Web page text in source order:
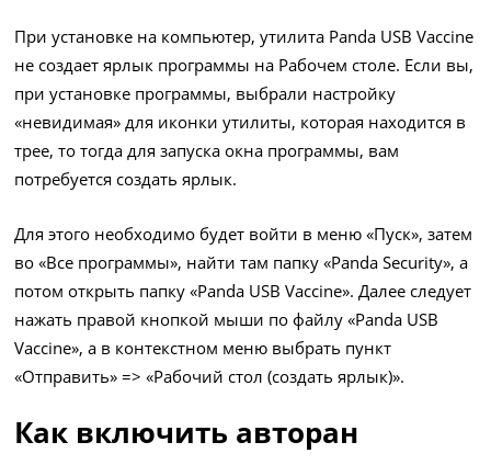
При установке на компьютер, утилита Panda USB Vaccine
не создает ярлык программы на Рабочем столе. Если вы,
при установке программы, выбрали настройку
«невидимая» для иконки утилиты, которая находится в
трее, то тогда для запуска окна программы, вам
потребуется создать ярлык.
Для этого необходимо будет войти в меню «Пуск», затем
во «Все программы», найти там папку «Panda Security», а
потом открыть папку «Panda USB Vaccine». Далее следует
нажать правой кнопкой мыши по файлу «Panda USB
Vaccine», а в контекстном меню выбрать пункт
«Отправить» => «Рабочий стол (создать ярлык)».
Как включить авторан